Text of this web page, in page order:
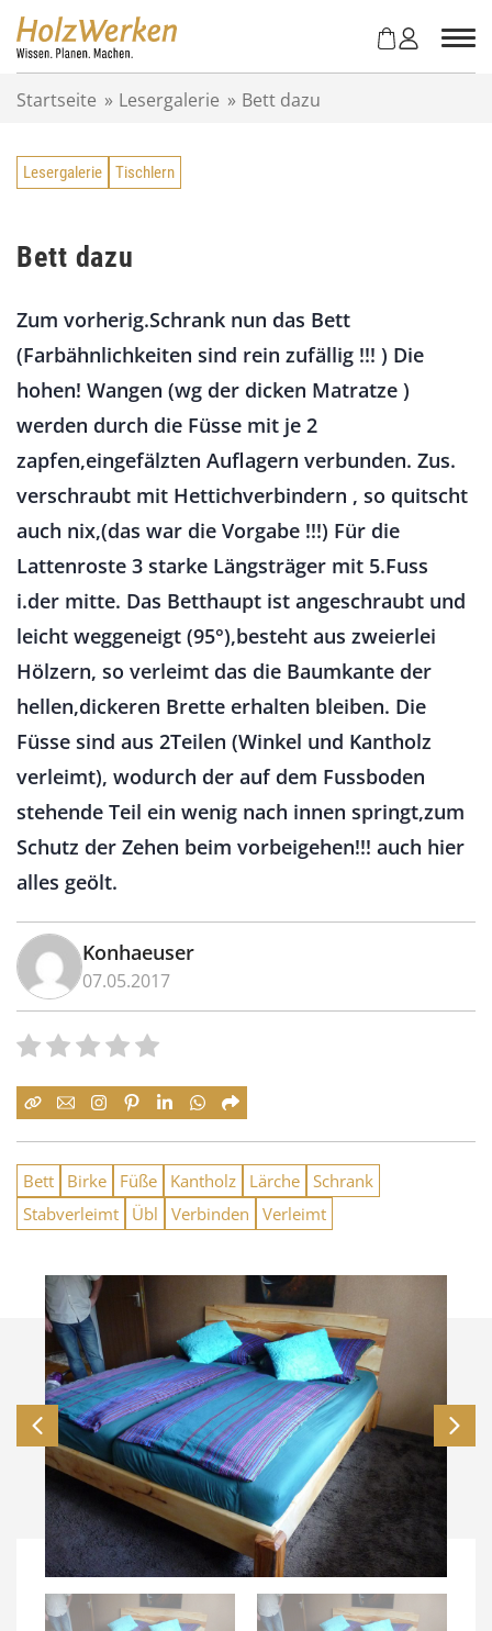
Startseite » Lesergalerie » Bett dazu
Lesergalerie Tischlern
Bett dazu
Zum vorherig.Schrank nun das Bett
(Farbähnlichkeiten sind rein zufällig !!! ) Die
hohen! Wangen (wg der dicken Matratze )
werden durch die Füsse mit je 2
zapfen,eingefälzten Auflagern verbunden. Zus.
verschraubt mit Hettichverbindern , so quitscht
auch nix,(das war die Vorgabe !!!) Für die
Lattenroste 3 starke Längsträger mit 5.Fuss
i.der mitte. Das Betthaupt ist angeschraubt und
leicht weggeneigt (95°),besteht aus zweierlei
Hölzern, so verleimt das die Baumkante der
hellen,dickeren Brette erhalten bleiben. Die
Füsse sind aus 2Teilen (Winkel und Kantholz
verleimt), wodurch der auf dem Fussboden
stehende Teil ein wenig nach innen springt,zum
Schutz der Zehen beim vorbeigehen!!! auch hier
alles geölt.
Konhaeuser
07.05.2017
Bett Birke Füße Kantholz Lärche Schrank
Stabverleimt
Übl Verbinden Verleimt